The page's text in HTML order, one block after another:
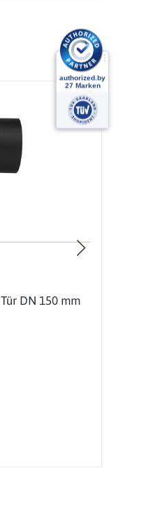
DN 150 mm